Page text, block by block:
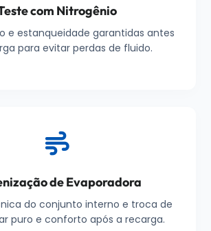
com Nitrogênio
e estanqueidade garantidas antes
para evitar perdas de fluido.
de Evaporadora
do conjunto interno e troca de
puro e conforto após a recarga.